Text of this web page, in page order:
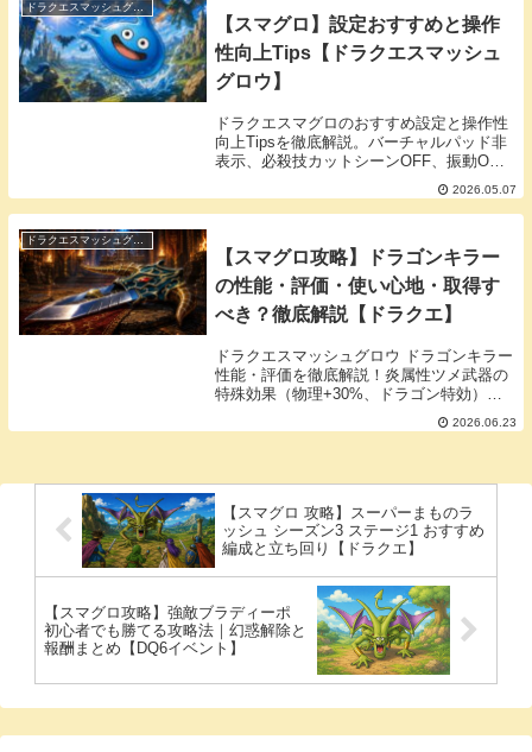
ドラクエスマッシュグロウ
【スマグロ】設定おすすめと操作
性向上Tips【ドラクエスマッシュ
グロウ】
ドラクエスマグロのおすすめ設定と操作性
向上Tipsを徹底解説。バーチャルパッド非
表示、必殺技カットシーンOFF、振動OFF
など周回効率と快適度が爆上がりする設定
を紹介します。2026年最新情報対応。
2026.05.07
ドラクエスマッシュグロウ
【スマグロ攻略】ドラゴンキラー
の性能・評価・使い心地・取得す
べき？徹底解説【ドラクエ】
ドラクエスマッシュグロウ ドラゴンキラー
性能・評価を徹底解説！炎属性ツメ武器の
特殊効果（物理+30%、ドラゴン特効）、
いきなりスキル「竜炎つぶて」の火力、使
い心地、無凸でも強い点をX最新情報から
2026.06.23
【スマグロ 攻略】スーパーまものラ
ッシュ シーズン3 ステージ1 おすすめ
編成と立ち回り【ドラクエ】
【スマグロ攻略】強敵ブラディーポ
初心者でも勝てる攻略法｜幻惑解除と
報酬まとめ【DQ6イベント】